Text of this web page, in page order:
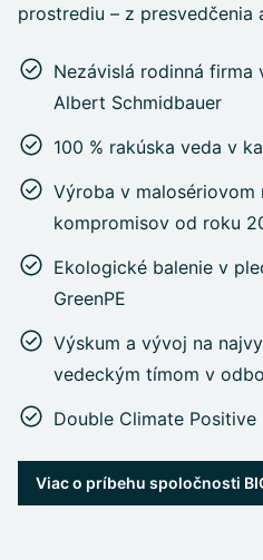
prostrediu – z presvedčenia
Nezávislá rodinná firma
Albert Schmidbauer
100 % rakúska veda v
Výroba v malosériovom
kompromisov od roku
Ekologické balenie v
GreenPE
Výskum a vývoj na
vedeckým tímom v
Double Climate Positive
Viac o príbehu spoločnosti